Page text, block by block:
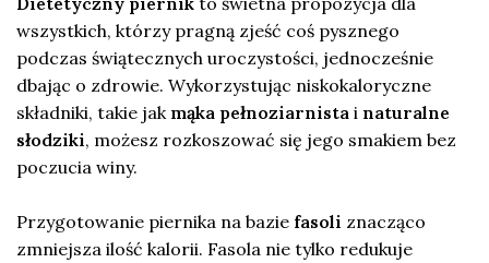
wszystkich, którzy pragną zjeść coś pysznego
podczas świątecznych uroczystości, jednocześnie
dbając o zdrowie. Wykorzystując niskokaloryczne
składniki, takie jak mąka pełnoziarnista i naturalne
słodziki, możesz rozkoszować się jego smakiem bez
poczucia winy.
Przygotowanie piernika na bazie fasoli znacząco
zmniejsza ilość kalorii. Fasola nie tylko redukuje